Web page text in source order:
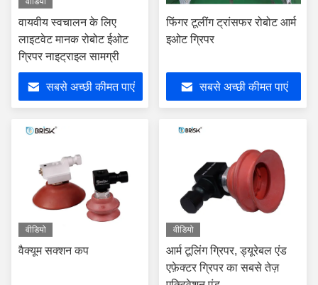
वायवीय स्वचालन के लिए
लाइटवेट मानक रोबोट ईओट
ग्रिपर नाइट्राइल सामग्री
सबसे अच्छी कीमत पाएं
फिंगर टूलींग ट्रांसफर रोबोट आर्म
इओट ग्रिपर
सबसे अच्छी कीमत पाएं
वीडियो
वैक्यूम सक्शन कप
वीडियो
आर्म टूलिंग ग्रिपर, ड्यूरेबल एंड
एफ़ेक्टर ग्रिपर का सबसे तेज़